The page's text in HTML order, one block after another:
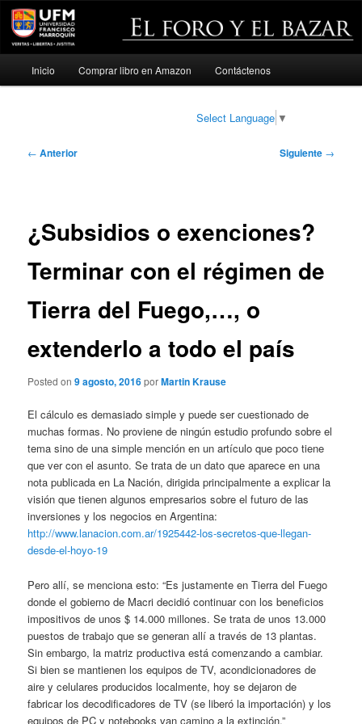
Ir
Inicio Comprar libro en Amazon Contáctenos
Select Language ▼
Navegación
← Anterior Siguiente →
¿Subsidios o exenciones?
Terminar con el régimen de
Tierra del Fuego,…, o
extenderlo a todo el país
Posted on9 agosto, 2016porMartin Krause
El cálculo es demasiado simple y puede ser cuestionado de
muchas formas. No proviene de ningún estudio profundo sobre el
tema sino de una simple mención en un artículo que poco tiene
que ver con el asunto. Se trata de un dato que aparece en una
nota publicada en La Nación, dirigida principalmente a explicar la
visión que tienen algunos empresarios sobre el futuro de las
inversiones y los negocios en Argentina:
http://www.lanacion.com.ar/1925442-los-secretos-que-llegan-
desde-el-hoyo-19
Pero allí, se menciona esto: “Es justamente en Tierra del Fuego
donde el gobierno de Macri decidió continuar con los beneficios
impositivos de unos $ 14.000 millones. Se trata de unos 13.000
puestos de trabajo que se generan allí a través de 13 plantas.
Sin embargo, la matriz productiva está comenzando a cambiar.
Si bien se mantienen los equipos de TV, acondicionadores de
aire y celulares producidos localmente, hoy se dejaron de
fabricar los decodificadores de TV (se liberó la importación) y los
equipos de PC y notebooks van camino a la extinción.”